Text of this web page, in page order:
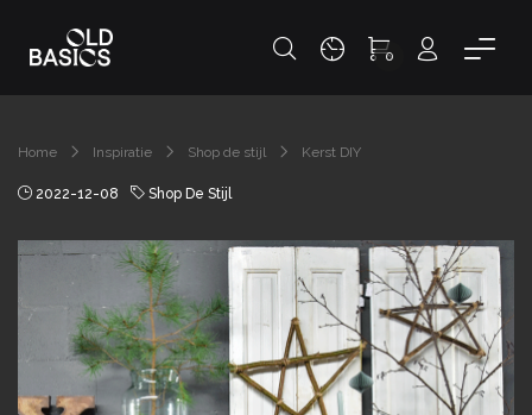
0
Home Inspiratie Shop de stijl Kerst DIY
2022-12-08 Shop De Stijl